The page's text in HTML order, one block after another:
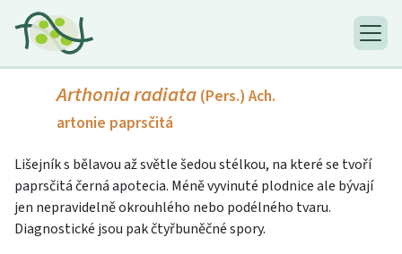
Arthonia radiata (Pers.) Ach.
artonie paprsčitá
Lišejník s bělavou až světle šedou stélkou, na které se tvoří
paprsčitá černá apotecia. Méně vyvinuté plodnice ale bývají
jen nepravidelně okrouhlého nebo podélného tvaru.
Diagnostické jsou pak čtyřbuněčné spory.